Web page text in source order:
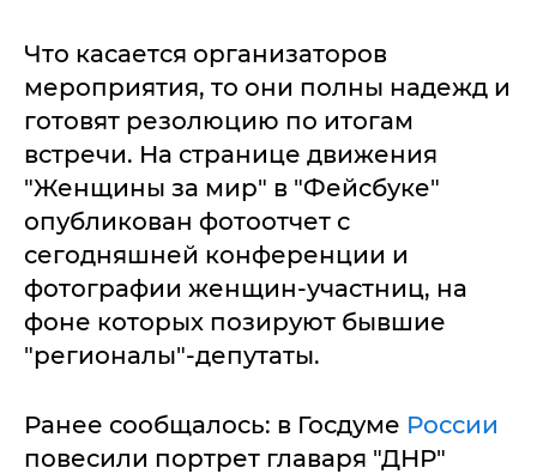
Что касается организаторов
мероприятия, то они полны надежд и
готовят резолюцию по итогам
встречи. На странице движения
"Женщины за мир" в "Фейсбуке"
опубликован фотоотчет с
сегодняшней конференции и
фотографии женщин-участниц, на
фоне которых позируют бывшие
"регионалы"-депутаты.
Ранее сообщалось: в Госдуме России
повесили портрет главаря "ДНР"